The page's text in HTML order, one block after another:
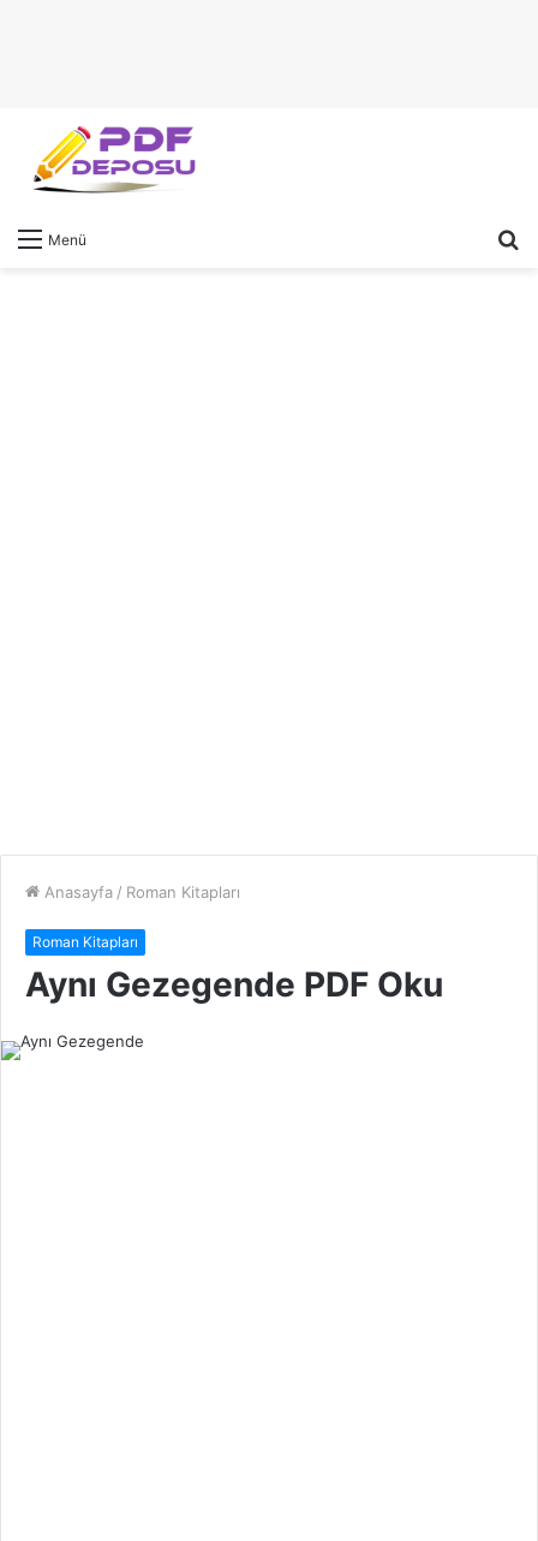
Menü
Anasayfa / Roman Kitapları
Roman Kitapları
Aynı Gezegende PDF Oku